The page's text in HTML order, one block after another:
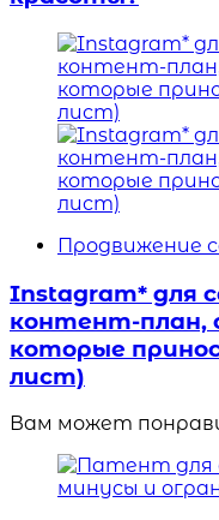
Продвижение
Instagram* для
контент-план,
которые
лист)
Вам может